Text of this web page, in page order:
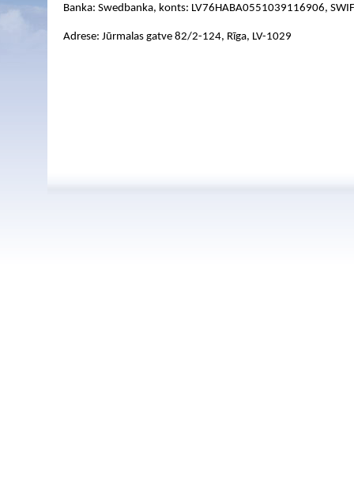
Banka: Swedbanka, konts: LV76HABA0551039116906,
Adrese: Jūrmalas gatve 82/2-124, Rīga, LV-1029